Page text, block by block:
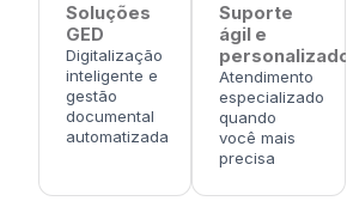
Soluções
GED
Digitalização
inteligente e
gestão
documental
automatizada
Suporte
ágil e
personalizado
Atendimento
especializado
quando
você mais
precisa